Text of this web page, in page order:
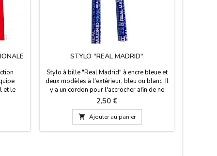
et le
STYLO "REAL MADRID"
Stylo à bille "Real Madrid" à encre bleue et
deux modèles à l'extérieur, bleu ou blanc. Il
y a un cordon pour l'accrocher afin de ne
pas le perdre. Produit officiel du Real
Madrid Football Club
Prix
2,50 €
 Ajouter au panier